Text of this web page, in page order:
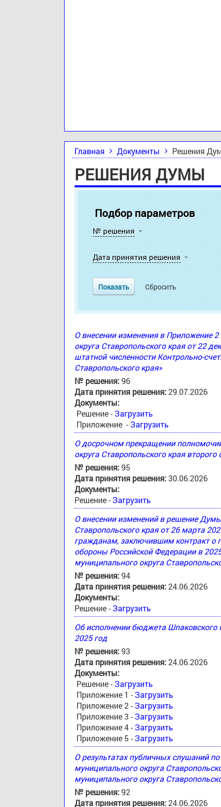
Главная Документы Решения
РЕШЕНИЯ ДУМЫ
Подбор параметров
№ решения
Дата принятия решения
О внесении изменения в Приложение
округа Ставропольского края от 22
штатной численности Контрольно-
Ставропольского края»
№ решения:96
Дата принятия решения:29.07.2026
Документы:
Решение - Загрузить
Приложение - Загрузить
О досрочном прекращении
округа Ставропольского края
№ решения:95
Дата принятия решения:30.06.2026
Документы:
Решение - Загрузить
О внесении изменений в решение
Ставропольского края от 26 марта
гражданам, заключившим контракт о
обороны Российской Федерации в
муниципального округа
№ решения:94
Дата принятия решения:24.06.2026
Документы:
Решение - Загрузить
Об исполнении бюджета Шпаковского
2025 год
№ решения:93
Дата принятия решения:24.06.2026
Документы:
Решение - Загрузить
Приложение 1 - Загрузить
Приложение 2 - Загрузить
Приложение 3 - Загрузить
Приложение 4 - Загрузить
Приложение 5 - Загрузить
О результатах публичных слушаний
муниципального округа
муниципального округа
№ решения:92
Дата принятия решения:24.06.2026